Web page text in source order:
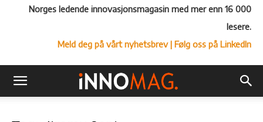
Norges ledende innovasjonsmagasin med mer enn 16 000
lesere.
Meld deg på vårt nyhetsbrev| Følg oss på LinkedIn